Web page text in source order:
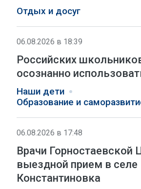
Отдых и досуг
06.08.2026 в 18:39
Российских
осознанно
Наши дети
Образование и
06.08.2026 в 17:48
Врачи Горностаевской
выездной прием в селе
Константиновка